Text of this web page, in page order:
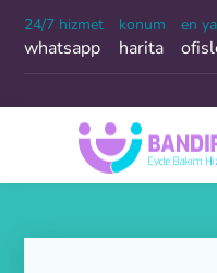
24/7 hizmet
whatsapp
konum
harita
en